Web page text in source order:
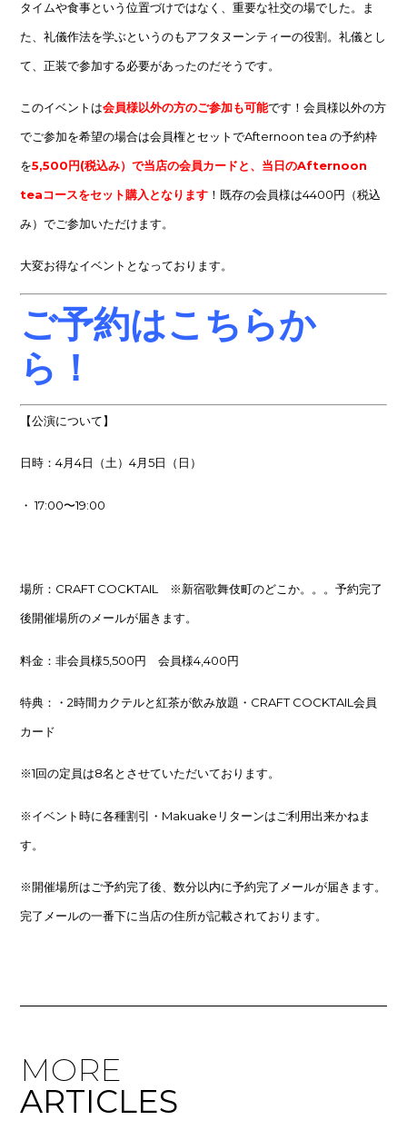
タイムや食事という位置づけではなく、重要な社交の場でした。ま
た、礼儀作法を学ぶというのもアフタヌーンティーの役割。礼儀とし
て、正装で参加する必要があったのだそうです。
このイベントは会員様以外の方のご参加も可能です！会員様以外の方
でご参加を希望の場合は会員権とセットでAfternoon tea の予約枠
を5,500円(税込み）で当店の会員カードと、当日のAfternoon
teaコースをセット購入となります ！既存の会員様は4400円（税込
み）でご参加いただけます。
大変お得なイベントとなっております。
ご予約はこちらか
ら！
【公演について】
日時：4月4日（土）4月5日（日）
・ 17:00〜19:00
場所：CRAFT COCKTAIL ※新宿歌舞伎町のどこか。。。予約完了
後開催場所のメールが届きます。
料金：非会員様5,500円 会員様4,400円
特典：・2時間カクテルと紅茶が飲み放題・CRAFT COCKTAIL会員
カード
※1回の定員は8名とさせていただいております。
※イベント時に各種割引・Makuakeリターンはご利用出来かねま
す。
※開催場所はご予約完了後、数分以内に予約完了メールが届きます。
完了メールの一番下に当店の住所が記載されております。
MORE
ARTICLES